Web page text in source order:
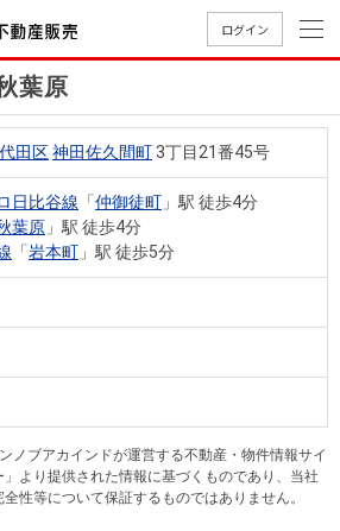
ログイン
新
中古
一戸
建て
売
相
談
AI
店舗のご
古屋）
店舗のご
西）
会社概
MUFG
組織図
役員一
覧
キャリア
葉原
田区神田佐久間町 3丁目21番45号
日比谷線 「仲御徒町 」駅 徒歩4分
葉原 」駅 徒歩4分
「岩本町 」駅 徒歩5分
ノブアカインドが運営する不動産・物件情報サイ
」より提供された情報に基づくものであり、当社
性等について保証するものではありません。